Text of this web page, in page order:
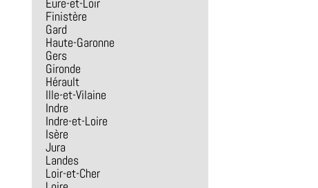
Eure-et-Loir
Finistère
Gard
Haute-Garonne
Gers
Gironde
Hérault
Ille-et-Vilaine
Indre
Indre-et-Loire
Isère
Jura
Landes
Loir-et-Cher